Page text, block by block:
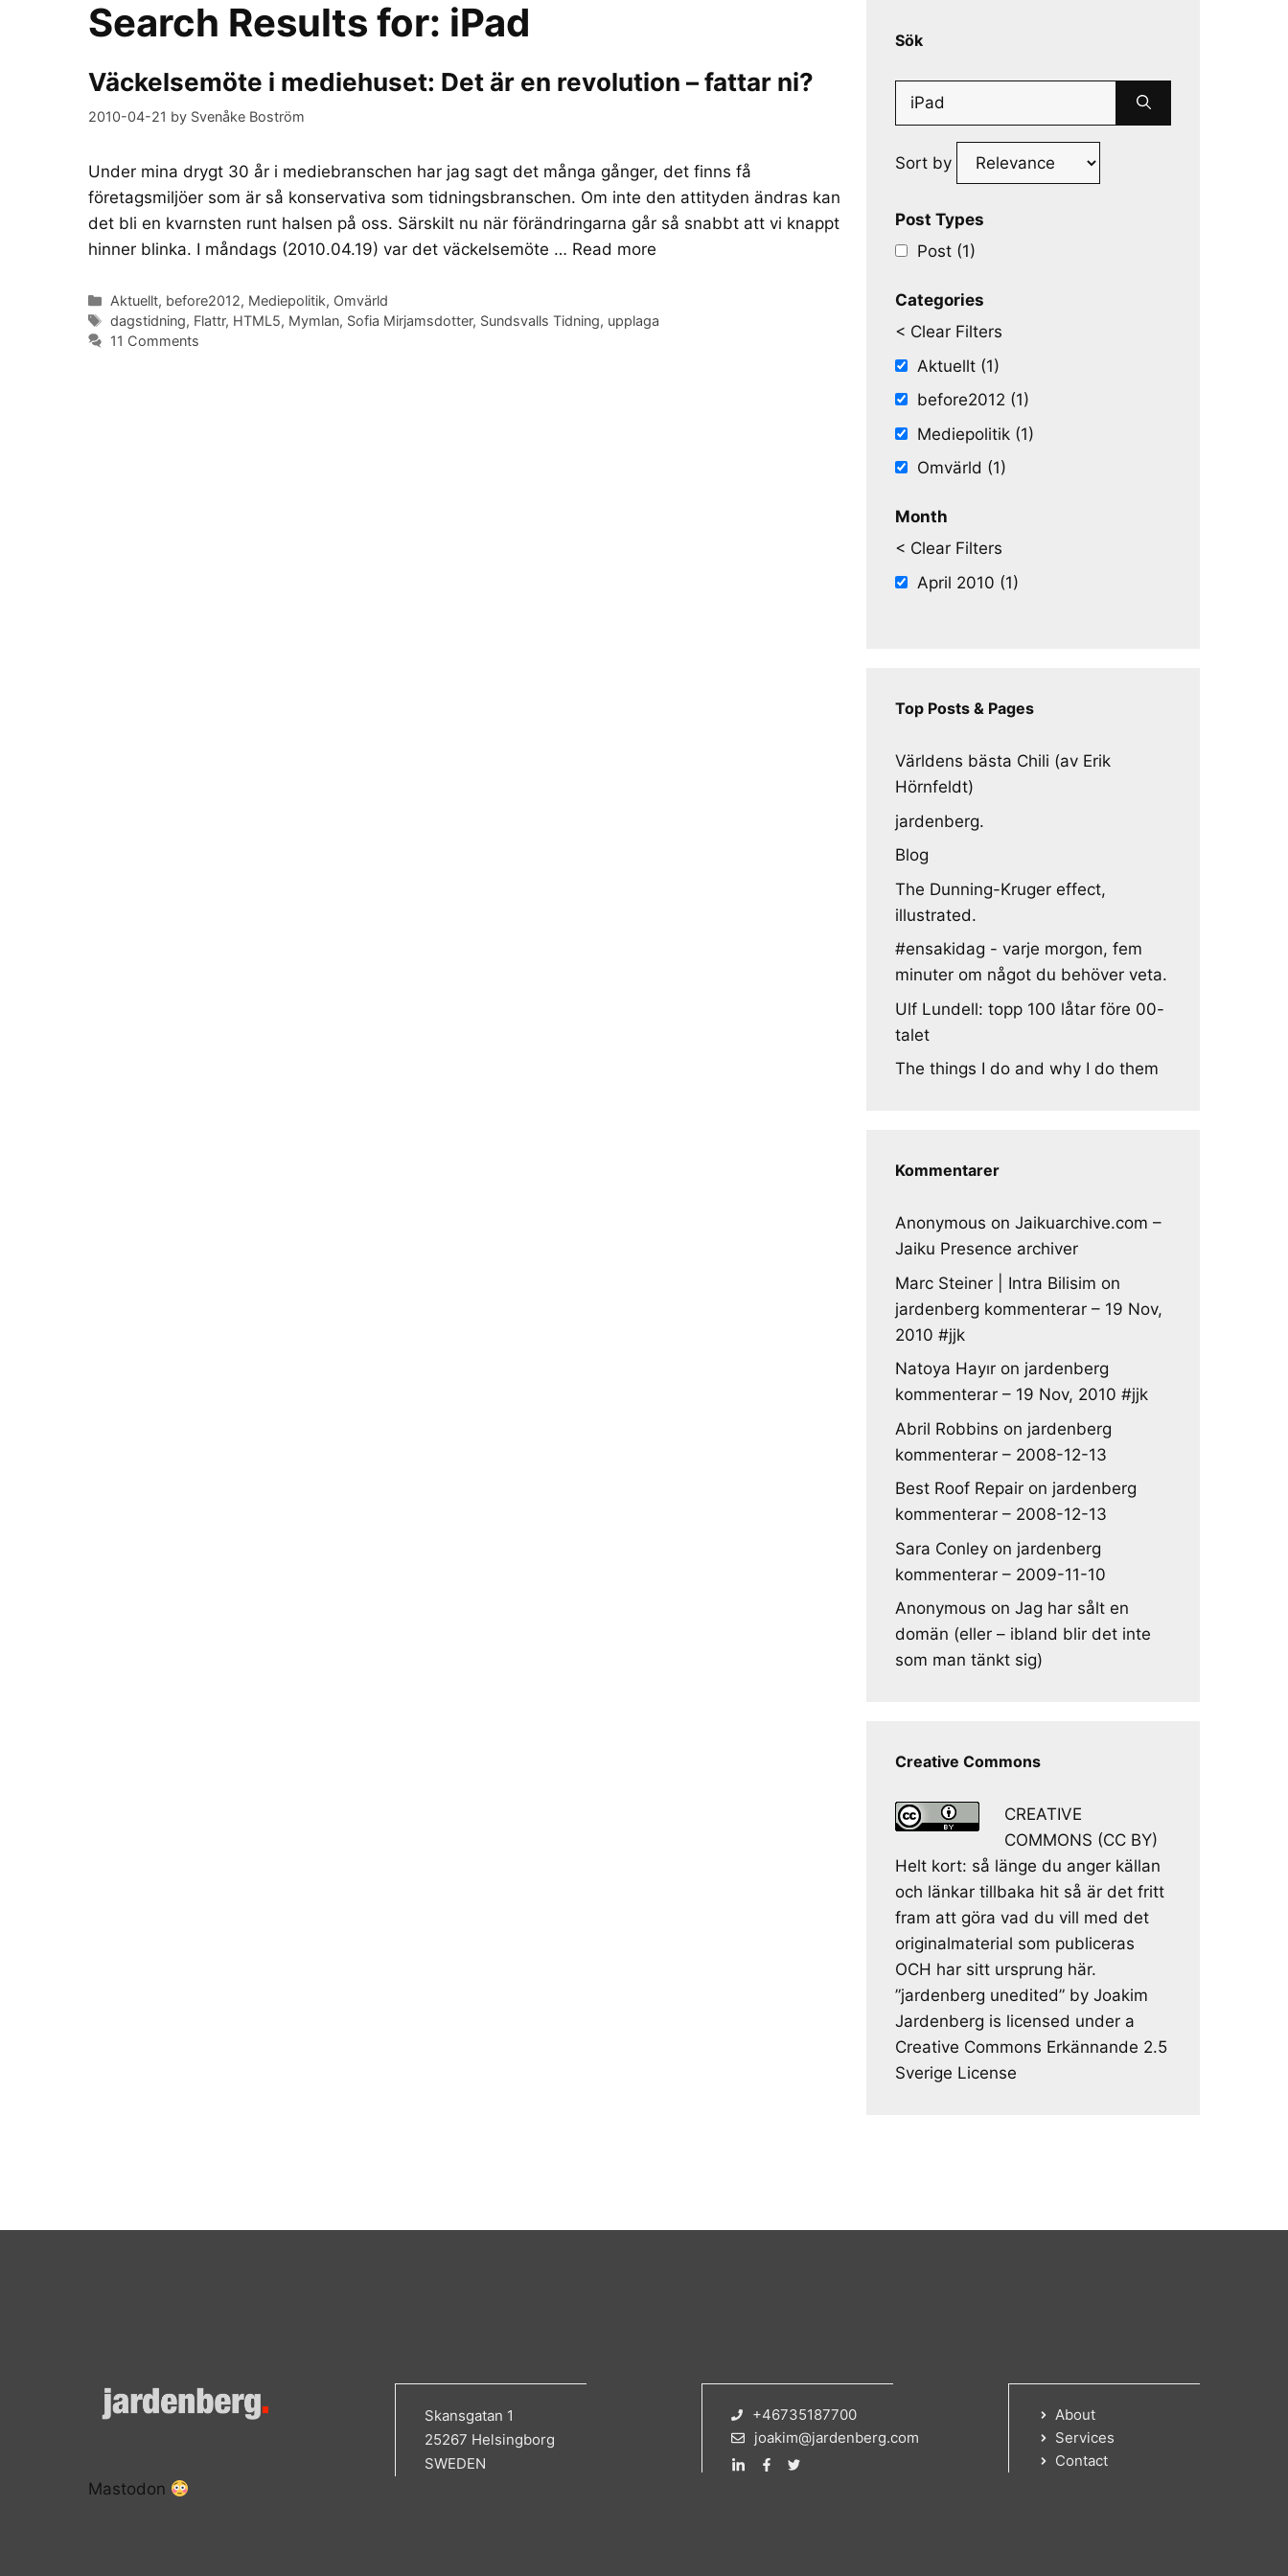
Search Results for: iPad
Väckelsemöte i mediehuset: Det är en revolution – fattar ni?
2010-04-21 by Svenåke Boström
Under mina drygt 30 år i mediebranschen har jag sagt det många gånger, det finns få
företagsmiljöer som är så konservativa som tidningsbranschen. Om inte den attityden ändras kan
det bli en kvarnsten runt halsen på oss. Särskilt nu när förändringarna går så snabbt att vi knappt
hinner blinka. I måndags (2010.04.19) var det väckelsemöte … Read more
Categories
Aktuellt, before2012, Mediepolitik, Omvärld
Tags
dagstidning, Flattr, HTML5, Mymlan, Sofia Mirjamsdotter, Sundsvalls Tidning, upplaga
11 Comments
Sök
Search
Sort by
Post Types
Post (1)
Categories
< Clear Filters
Aktuellt (1)
before2012 (1)
Mediepolitik (1)
Omvärld (1)
Month
< Clear Filters
April 2010 (1)
Top Posts & Pages
Världens bästa Chili (av Erik
Hörnfeldt)
jardenberg.
Blog
The Dunning-Kruger effect,
illustrated.
#ensakidag - varje morgon, fem
minuter om något du behöver veta.
Ulf Lundell: topp 100 låtar före 00-
talet
The things I do and why I do them
Kommentarer
Anonymous on Jaikuarchive.com –
Jaiku Presence archiver
Marc Steiner | Intra Bilisim on
jardenberg kommenterar – 19 Nov,
2010 #jjk
Natoya Hayır on jardenberg
kommenterar – 19 Nov, 2010 #jjk
Abril Robbins on jardenberg
kommenterar – 2008-12-13
Best Roof Repair on jardenberg
kommenterar – 2008-12-13
Sara Conley on jardenberg
kommenterar – 2009-11-10
Anonymous on Jag har sålt en
domän (eller – ibland blir det inte
som man tänkt sig)
Creative Commons
CREATIVE
COMMONS (CC BY)
Helt kort: så länge du anger källan
och länkar tillbaka hit så är det fritt
fram att göra vad du vill med det
originalmaterial som publiceras
OCH har sitt ursprung här.
”jardenberg unedited” by Joakim
Jardenberg is licensed under a
Creative Commons Erkännande 2.5
Sverige License
Skansgatan 1
25267 Helsingborg
SWEDEN
+46735187700
joakim@jardenberg.com
About
Services
Contact
Mastodon